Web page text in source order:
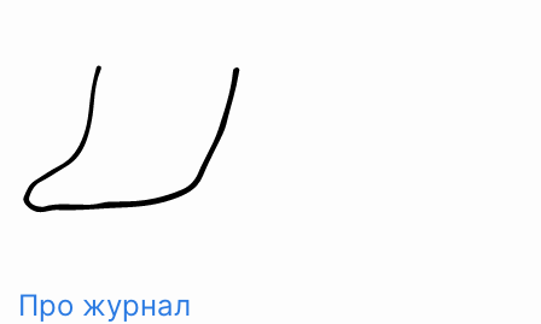
Про журнал